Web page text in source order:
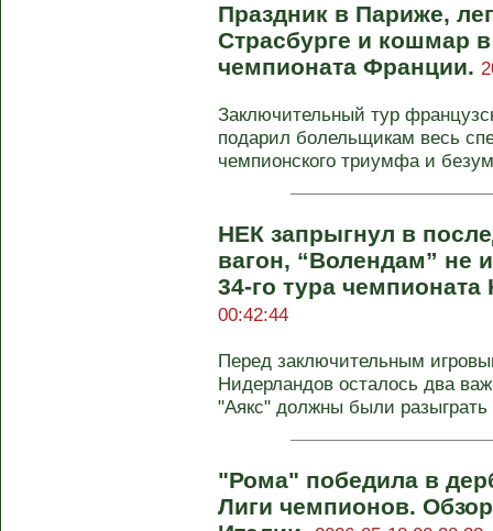
Праздник в Париже,
Страсбурге и кошмар
чемпионата Франции.
Заключительный тур
подарил болельщикам весь
чемпионского триумфа и
НЕК запрыгнул в
вагон, “Волендам” не
34-го тура
00:42:44
Перед заключительным
Нидерландов осталось два
"Аякс" должны были
"Рома" победила в
Лиги чемпионов.